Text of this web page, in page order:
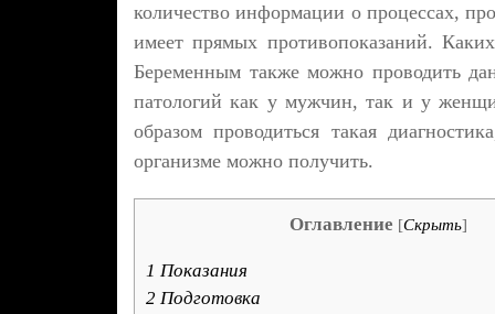
количество информации о процессах,
имеет прямых противопоказаний.
Беременным также можно проводить
патологий как у мужчин, так и у
образом проводиться такая
организме можно получить.
Оглавление [Скрыть]
1 Показания
2 Подготовка